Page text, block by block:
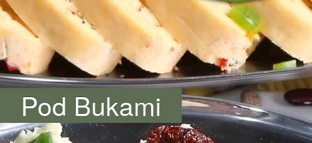
Pod Bukami